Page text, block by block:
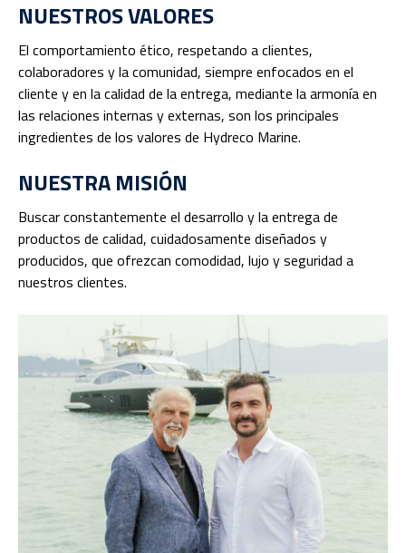
NUESTROS VALORES
El comportamiento ético, respetando a clientes,
colaboradores y la comunidad, siempre enfocados en el
cliente y en la calidad de la entrega, mediante la armonía en
las relaciones internas y externas, son los principales
ingredientes de los valores de Hydreco Marine.
NUESTRA MISIÓN
Buscar constantemente el desarrollo y la entrega de
productos de calidad, cuidadosamente diseñados y
producidos, que ofrezcan comodidad, lujo y seguridad a
nuestros clientes.